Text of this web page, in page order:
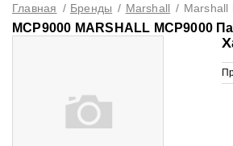
Главная / Бренды / Marshall / Marshall
MCP9000 MARSHALL MCP9000